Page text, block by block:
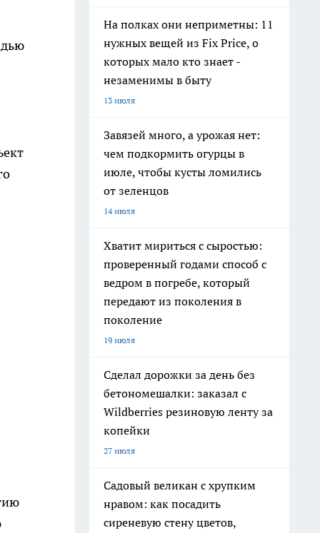
На полках они неприметны: 11
нужных вещей из Fix Price, о
которых мало кто знает -
незаменимы в быту
13 июля
Завязей много, а урожая нет:
чем подкормить огурцы в
июле, чтобы кусты ломились
от зеленцов
14 июля
Хватит мириться с сыростью:
проверенный годами способ с
ведром в погребе, который
передают из поколения в
поколение
19 июля
Сделал дорожки за день без
бетономешалки: заказал с
Wildberries резиновую ленту за
копейки
27 июля
Садовый великан с хрупким
нравом: как посадить
сиреневую стену цветов,